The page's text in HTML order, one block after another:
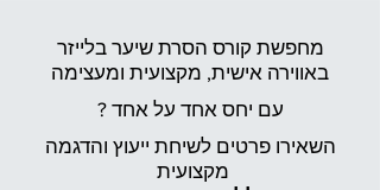
מחפשת קורס הסרת שיער בלייזר
באווירה אישית, מקצועית ומעצימה
עם יחס אחד על אחד ?
השאירו פרטים לשיחת ייעוץ והדגמה
מקצועית